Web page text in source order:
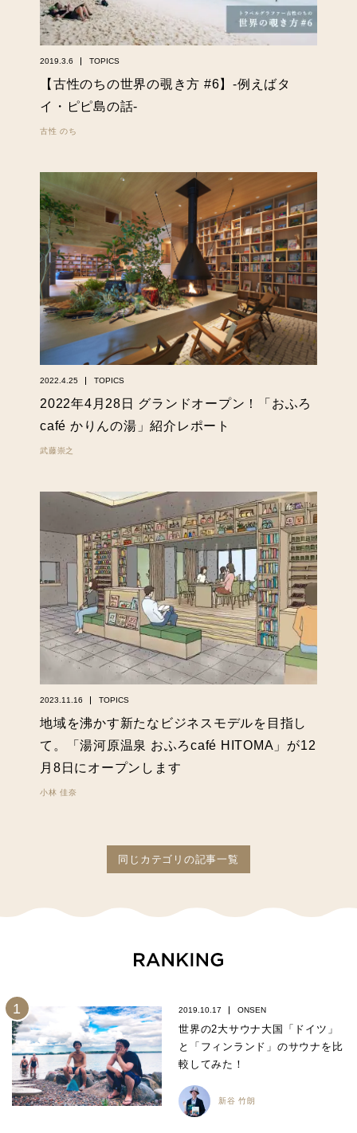
2019.3.6 TOPICS
【古性のちの世界の覗き方 #6】-例えばタ
イ・ピピ島の話-
古性 のち
2022.4.25 TOPICS
2022年4月28日 グランドオープン！「おふろ
café かりんの湯」紹介レポート
武藤崇之
2023.11.16 TOPICS
地域を沸かす新たなビジネスモデルを目指し
て。「湯河原温泉 おふろcafé HITOMA」が12
月8日にオープンします
小林 佳奈
同じカテゴリの記事一覧
2019.10.17 ONSEN
世界の2大サウナ大国「ドイツ」
と「フィンランド」のサウナを比
較してみた！
新谷 竹朗